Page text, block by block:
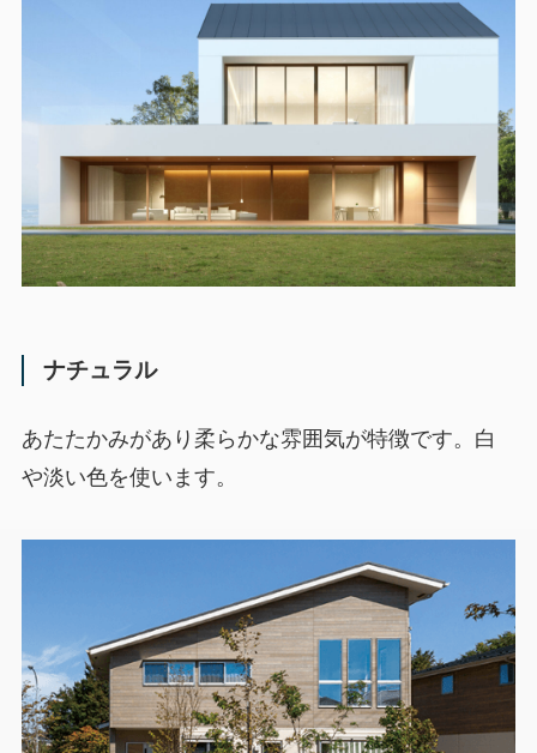
ナチュラル
あたたかみがあり柔らかな雰囲気が特徴です。白
や淡い色を使います。